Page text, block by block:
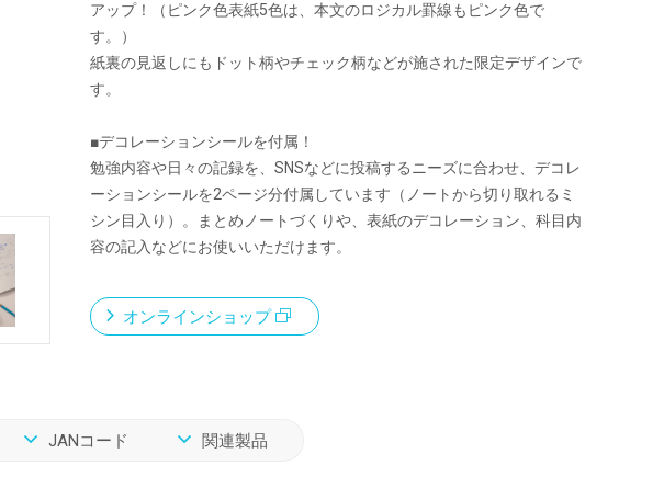
アップ！（ピンク色表紙5色は、本文のロジカル罫線もピンク色で
す。）
紙裏の見返しにもドット柄やチェック柄などが施された限定デザインで
す。
■デコレーションシールを付属！
勉強内容や日々の記録を、SNSなどに投稿するニーズに合わせ、デコレ
ーションシールを2ページ分付属しています（ノートから切り取れるミ
シン目入り）。まとめノートづくりや、表紙のデコレーション、科目内
容の記入などにお使いいただけます。
オンラインショップ
JANコード 関連製品